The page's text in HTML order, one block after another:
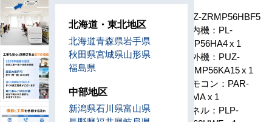
PLZ-ZRMP56HBF5
室内機：PL-
ZRP56HA4 x 1
室外機：PUZ-
ZRMP56KA15 x 1
リモコン：PAR-
47MA x 1
パネル：PLP-
北海道・東北地区
北海道青森県岩手県
秋田県宮城県山形県
福島県
中部地区
新潟県石川県富山県